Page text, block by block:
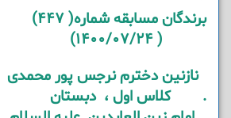
برندگان مسابقه شماره( 447)
( 1400/07/24)
نازنین دخترم نرجس پور محمدی
. کلاس اول ، دبستان